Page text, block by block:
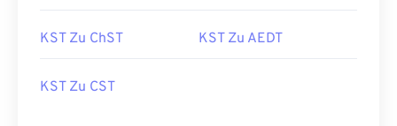
KST Zu ChST KST Zu AEDT
KST Zu CST